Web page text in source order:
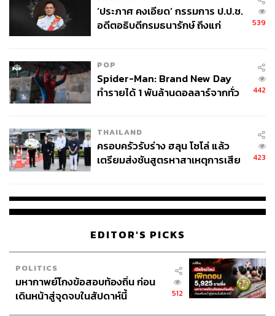
ตัวอย่าง FWD Clarity Policy Manual
เห็นได้ชัดเจนว่าการปรับเนื้อหาในเล่มกรมธรรม์รูปแบบใหม่
จะช่วยให้ลูกค้าสามารถอ่านข้อมูลในเล่มกรมธรรม์ได้
ตนเองได้โดยง่ายเหมือนกับตอนซื้อกรมธรรม์ที่เราอธิบายให้
ลูกค้าฟังทีละประเด็น
ตอนนี้ ‘FWD Clarity Policy Manual’ ถูกนำมาใช้กับ 8 สัญญา
หลักในผลิตภัณฑ์สำหรับช่องทางตัวแทนและช่องทาง
ธนาคาร ได้แก่
‘ประภาศ คงเอียด’ กรรมการ ป.ป.ช.
อดีตอธิบดีกรมธนารักษ์ ถึงแก่
539
POP
Spider-Man: Brand New Day
ทำรายได้ 1 พันล้านดอลลาร์จากทั่ว
442
THAILAND
ครอบครัวรับร่าง ฮลุน โซโล่ แล้ว
เตรียมส่งชันสูตรหาสาเหตุการเสีย
423
EDITOR'S PICKS
POLITICS
มหากาพย์โกงข้อสอบท้องถิ่น ก่อน
เดินหน้าสู่จุดจบในสัปดาห์นี้
512